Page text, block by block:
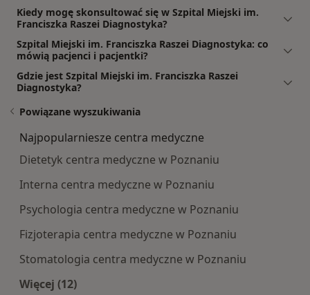
Kiedy mogę skonsultować się w Szpital Miejski im.
Franciszka Raszei Diagnostyka?
Szpital Miejski im. Franciszka Raszei Diagnostyka: co
mówią pacjenci i pacjentki?
Gdzie jest Szpital Miejski im. Franciszka Raszei
Diagnostyka?
Powiązane wyszukiwania
Najpopularniesze centra medyczne
Dietetyk centra medyczne w Poznaniu
Interna centra medyczne w Poznaniu
Psychologia centra medyczne w Poznaniu
Fizjoterapia centra medyczne w Poznaniu
Stomatologia centra medyczne w Poznaniu
Więcej (12)